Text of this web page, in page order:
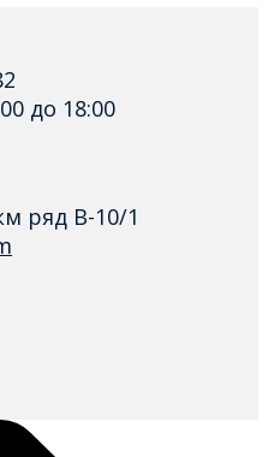
до 18:00
ряд В-10/1